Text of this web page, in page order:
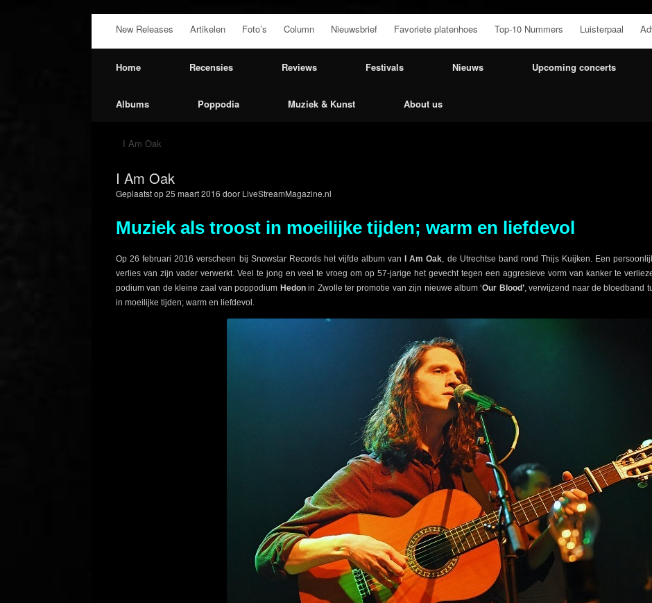
de
New Releases Artikelen Foto’s Column Nieuwsbrief Favoriete platenhoes Top-10 Nummers Luisterpaal
Home Recensies Reviews Festivals Nieuws Upcoming concerts
Albums Poppodia Muziek & Kunst About us
I Am Oak
I Am Oak
Geplaatst op25 maart 2016 door LiveStreamMagazine.nl
Muziek als troost in moeilijke tijden; warm en liefdevol
Op 26 februari 2016 verscheen bij Snowstar Records het vijfde album vanI Am Oak , de Utrechtse band rond Thijs Kuijken. Een
verlies van zijn vader verwerkt. Veel te jong en veel te vroeg om op 57-jarige het gevecht tegen een aggresieve vorm van kanker te
podium van de kleine zaal van poppodium Hedonin Zwolle ter promotie van zijn nieuwe album ‘Our Blood’, verwijzend naar de bloedband
in moeilijke tijden; warm en liefdevol.